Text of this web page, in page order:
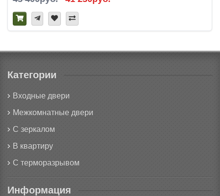
Категории
Входные двери
Межкомнатные двери
С зеркалом
В квартиру
С терморазрывом
Информация